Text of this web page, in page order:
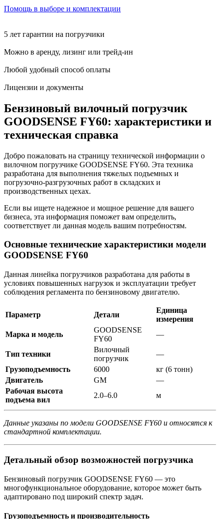
Помощь в выборе и комплектации
5 лет гарантии на погрузчики
Можно в аренду, лизинг или трейд-ин
Любой удобный способ оплаты
Лицензии и документы
Бензиновый вилочный погрузчик
GOODSENSE FY60: характеристики и
техническая справка
Добро пожаловать на страницу технической информации о
вилочном погрузчике GOODSENSE FY60. Эта техника
разработана для выполнения тяжелых подъемных и
погрузочно-разгрузочных работ в складских и
производственных цехах.
Если вы ищете надежное и мощное решение для вашего
бизнеса, эта информация поможет вам определить,
соответствует ли данная модель вашим потребностям.
Основные технические характеристики модели
GOODSENSE FY60
Данная линейка погрузчиков разработана для работы в
условиях повышенных нагрузок и эксплуатации требует
соблюдения регламента по бензиновому двигателю.
Параметр Детали
Единица
измерения
Марка и модель
GOODSENSE
FY60
—
Тип техники
Вилочный
погрузчик
—
Грузоподъемность
6000
кг (6 тонн)
Двигатель
GM
—
Рабочая высота
подъема вил
2.0–6.0 м
Данные указаны по модели GOODSENSE FY60 и относятся к
стандартной комплектации.
Детальный обзор возможностей погрузчика
Бензиновый погрузчик GOODSENSE FY60 — это
многофункциональное оборудование, которое может быть
адаптировано под широкий спектр задач.
Грузоподъемность и производительность